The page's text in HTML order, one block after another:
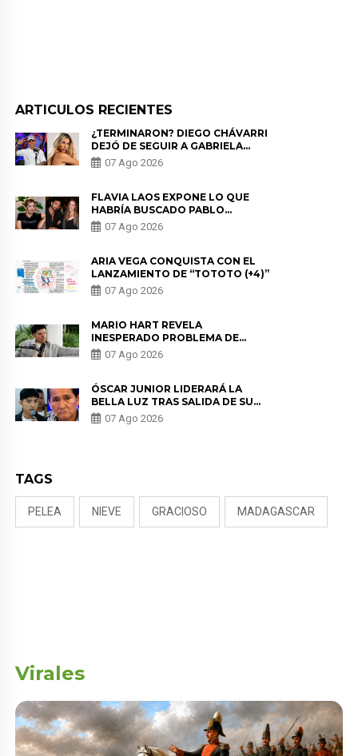
ARTICULOS RECIENTES
¿TERMINARON? DIEGO CHÁVARRI
DEJÓ DE SEGUIR A GABRIELA
HERRERA Y ANUNCIA SU SALIDA
DE PÓDCAST
07 Ago 2026
FLAVIA LAOS EXPONE LO QUE
HABRÍA BUSCADO PABLO
HEREDIA CON ALE FULLER: “UNA
DE LAS PARTES QUERÍA EL
07 Ago 2026
ARIA VEGA CONQUISTA CON EL
LANZAMIENTO DE “TOTOTO (+4)”
07 Ago 2026
MARIO HART REVELA
INESPERADO PROBLEMA DE
SALUD ANTES DE SEPARARSE DE
KORINA: “ME ENCONTRARON UN
07 Ago 2026
ÓSCAR JUNIOR LIDERARÁ LA
BELLA LUZ TRAS SALIDA DE SU
PADRE POR POLÉMICA CON
NALDY SALDAÑA
07 Ago 2026
TAGS
PELEA NIEVE GRACIOSO MADAGASCAR
Virales